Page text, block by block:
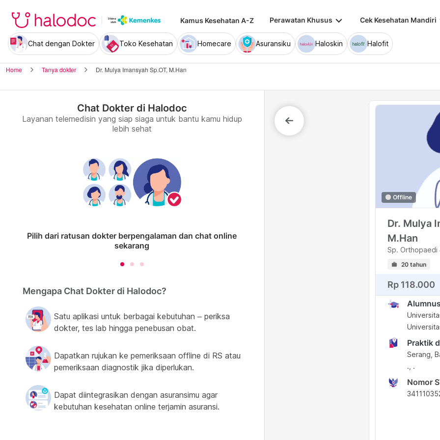
Kamus Kesehatan A-Z Perawatan Khusus keyboard_arrow_down Cek Kesehatan Mandiri
Chat dengan Dokter Toko Kesehatan Homecare Asuransiku Haloskin Halofit
Home Tanya dokter Dr. Mulya Imansyah Sp.OT, M.Han
Chat Dokter di Halodoc
Layanan telemedisin yang siap siaga untuk bantu kamu hidup
lebih sehat
Pilih dari ratusan dokter berpengalaman dan chat online
sekarang
Mengapa Chat Dokter di Halodoc?
Satu aplikasi untuk berbagai kebutuhan – periksa
dokter, tes lab hingga penebusan obat.
Dapatkan rujukan ke pemeriksaan offline di RS atau
pemeriksaan diagnostik jika diperlukan.
Dapat diintegrasikan dengan asuransimu agar
kebutuhan kesehatan online terjamin asuransi.
Offline
Dr. Mulya
M.Han
Sp. Orthopaedi
20 tahun
Rp 118.000
Alumnus
Praktik
Serang,
., .
Nomor